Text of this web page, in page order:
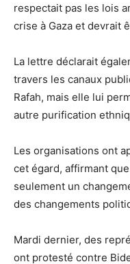
respectait pas les lois
crise à Gaza et devrait
La lettre déclarait
travers les canaux
Rafah, mais elle lui
autre purification
Les organisations ont
cet égard, affirmant
seulement un
des changements
Mardi dernier, des
ont protesté contre